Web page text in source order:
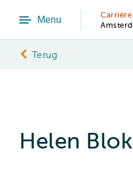
Menu
Terug
Helen